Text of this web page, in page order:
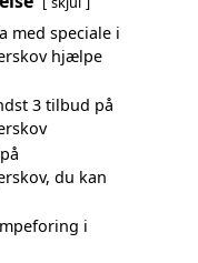
med speciale i
hjælpe
3 tilbud på
du kan
i